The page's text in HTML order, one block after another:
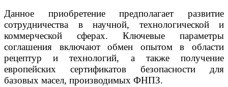
Данное приобретение предполагает развитие
сотрудничества в научной, технологической и
коммерческой сферах. Ключевые параметры
соглашения включают обмен опытом в области
рецептур и технологий, а также получение
европейских сертификатов безопасности для
базовых масел, производимых ФНПЗ.